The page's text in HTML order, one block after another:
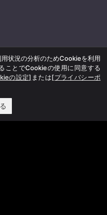
状況の分析のためCookieを利用
ことでCookieの使用に同意する
の設定] または[プライバシーポ